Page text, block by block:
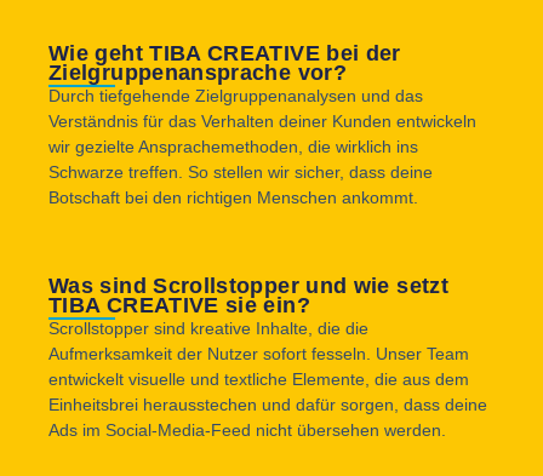
Wie geht TIBA CREATIVE bei der
Zielgruppenansprache vor?
Durch tiefgehende Zielgruppenanalysen und das
Verständnis für das Verhalten deiner Kunden entwickeln
wir gezielte Ansprachemethoden, die wirklich ins
Schwarze treffen. So stellen wir sicher, dass deine
Botschaft bei den richtigen Menschen ankommt.
Was sind Scrollstopper und wie setzt
TIBA CREATIVE sie ein?
Scrollstopper sind kreative Inhalte, die die
Aufmerksamkeit der Nutzer sofort fesseln. Unser Team
entwickelt visuelle und textliche Elemente, die aus dem
Einheitsbrei herausstechen und dafür sorgen, dass deine
Ads im Social-Media-Feed nicht übersehen werden.